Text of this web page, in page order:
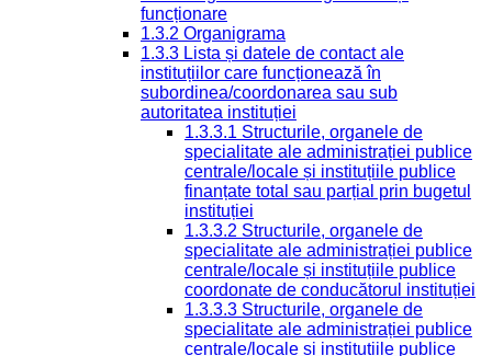
funcționare
1.3.2 Organigrama
1.3.3 Lista și datele de contact ale
instituțiilor care funcționează în
subordinea/coordonarea sau sub
autoritatea instituției
1.3.3.1 Structurile, organele de
specialitate ale administrației publice
centrale/locale și instituțiile publice
finanțate total sau parțial prin bugetul
instituției
1.3.3.2 Structurile, organele de
specialitate ale administrației publice
centrale/locale și instituțiile publice
coordonate de conducătorul instituției
1.3.3.3 Structurile, organele de
specialitate ale administrației publice
centrale/locale și instituțiile publice